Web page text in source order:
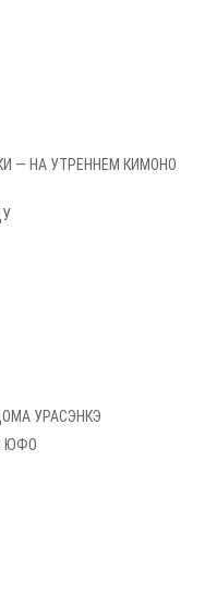
— НА УТРЕННЕМ КИМОНО
УРАСЭНКЭ
ЮФО